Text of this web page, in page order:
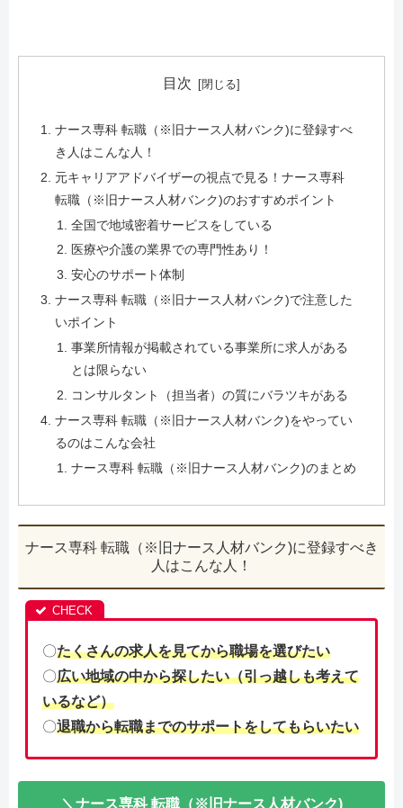
目次
ナース専科 転職（※旧ナース人材バンク)に登録すべ
き人はこんな人！
元キャリアアドバイザーの視点で見る！ナース専科
転職（※旧ナース人材バンク)のおすすめポイント
全国で地域密着サービスをしている
医療や介護の業界での専門性あり！
安心のサポート体制
ナース専科 転職（※旧ナース人材バンク)で注意した
いポイント
事業所情報が掲載されている事業所に求人がある
とは限らない
コンサルタント（担当者）の質にバラツキがある
ナース専科 転職（※旧ナース人材バンク)をやってい
るのはこんな会社
ナース専科 転職（※旧ナース人材バンク)のまとめ
ナース専科 転職（※旧ナース人材バンク)に登録すべき
人はこんな人！
〇たくさんの求人を見てから職場を選びたい
〇広い地域の中から探したい（引っ越しも考えて
いるなど）
〇退職から転職までのサポートをしてもらいたい
＼ナース専科 転職（※旧ナース人材バンク)